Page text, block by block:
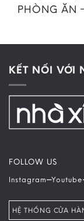
PHÒNG ĂN
KẾT NỐI VỚI
FOLLOW US
Instagram–Youtube
HỆ THỐNG CỬA